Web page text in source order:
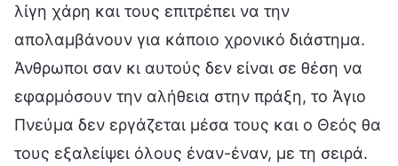
λίγη χάρη και τους επιτρέπει να την
απολαμβάνουν για κάποιο χρονικό διάστημα.
Άνθρωποι σαν κι αυτούς δεν είναι σε θέση να
εφαρμόσουν την αλήθεια στην πράξη, το Άγιο
Πνεύμα δεν εργάζεται μέσα τους και ο Θεός θα
τους εξαλείψει όλους έναν-έναν, με τη σειρά.